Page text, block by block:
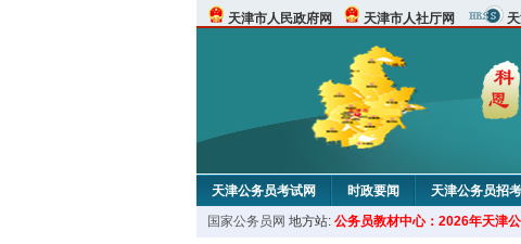
天津市人民政府网 天津市人社厅网
天津公务员考试网 时政要闻 天津公务员招考
考试论坛 教材中心
国家公务员网 地方站: 公务员教材中心：2026年天津